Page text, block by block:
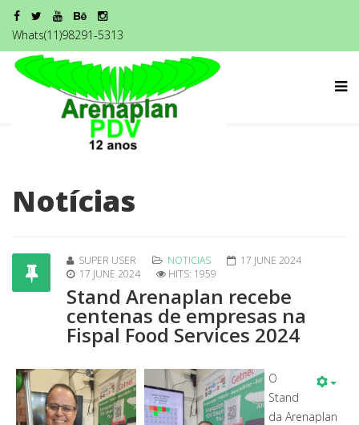
Whats(11)98291-5313
Notícias
SUPER USER NOTICIAS
17 JUNE 2024
17 JUNE 2024
HITS: 1959
Stand Arenaplan recebe
centenas de empresas na
Fispal Food Services 2024
O
Stand
da Arenaplan